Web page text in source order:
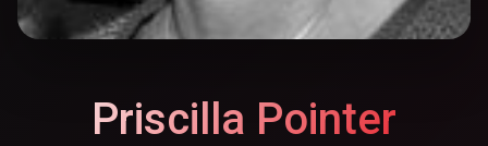
Priscilla Pointer